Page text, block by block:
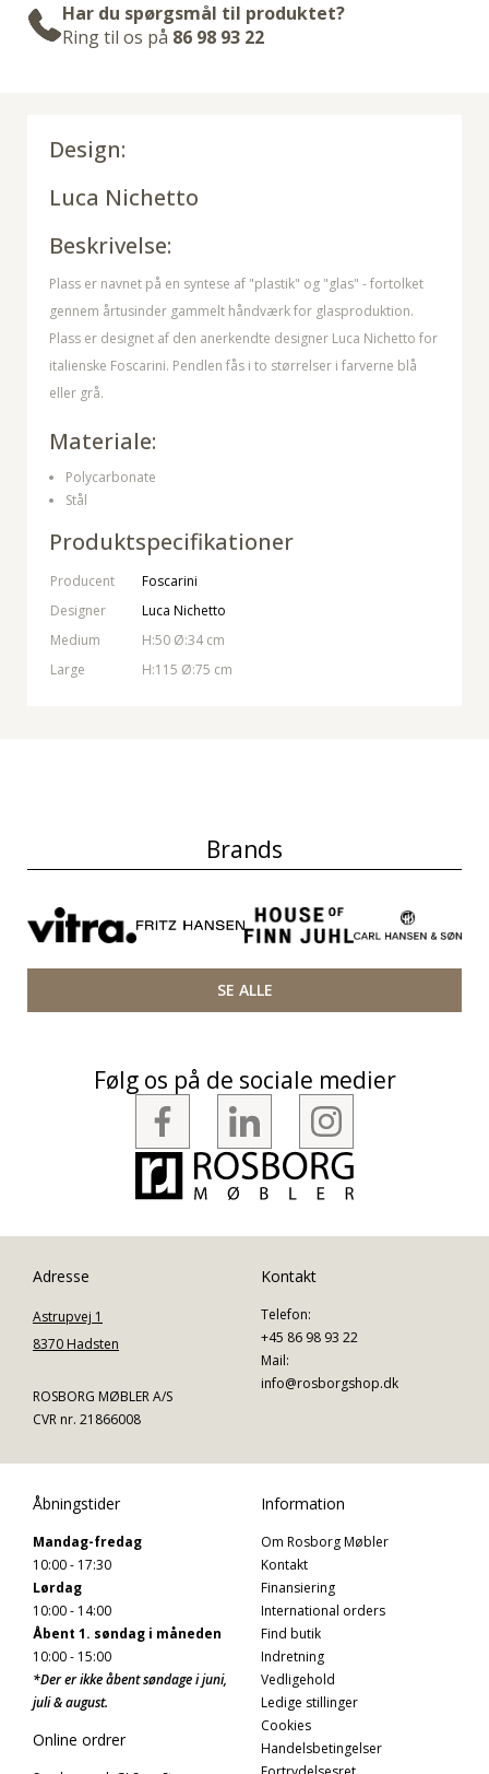
Har du spørgsmål til produktet?
Ring til os på 86 98 93 22
Design:
Luca Nichetto
Beskrivelse:
Plass er navnet på en syntese af "plastik" og "glas" - fortolket
gennem årtusinder gammelt håndværk for glasproduktion.
Plass er designet af den anerkendte designer Luca Nichetto for
italienske Foscarini. Pendlen fås i to størrelser i farverne blå
eller grå.
Materiale:
Polycarbonate
Stål
Produktspecifikationer
Producent
Foscarini
Designer
Luca Nichetto
Medium
H:50 Ø:34 cm
Large
H:115 Ø:75 cm
Brands
SE ALLE
Følg os på de sociale medier
Adresse
Astrupvej 1
8370 Hadsten
ROSBORG MØBLER A/S
CVR nr. 21866008
Kontakt
Telefon:
+45 86 98 93 22
Mail:
info@rosborgshop.dk
Åbningstider
Mandag-fredag
10:00 - 17:30
Lørdag
10:00 - 14:00
Åbent 1. søndag i måneden
10:00 - 15:00
*Der er ikke åbent søndage i juni,
juli & august.
Online ordrer
Information
Om Rosborg Møbler
Kontakt
Finansiering
International orders
Find butik
Indretning
Vedligehold
Ledige stillinger
Cookies
Handelsbetingelser